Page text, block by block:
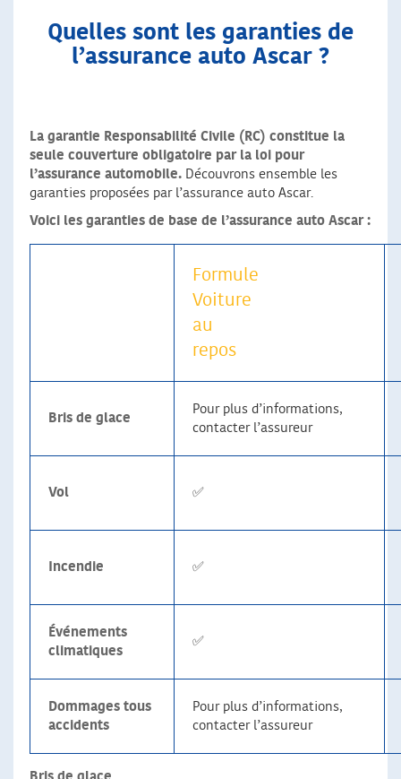
Quelles sont les garanties de
l’assurance auto Ascar ?
La garantie Responsabilité Civile (RC) constitue la
seule couverture obligatoire par la loi pour
l’assurance automobile. Découvrons ensemble les
garanties proposées par l’assurance auto Ascar.
Voici les garanties de base de l’assurance auto Ascar :
Formule
Voiture
au
repos
Bris de glace
Pour plus d’informations,
contacter l’assureur
Vol ✅
Incendie ✅
Événements
climatiques
✅
Dommages tous
accidents
Pour plus d’informations,
contacter l’assureur